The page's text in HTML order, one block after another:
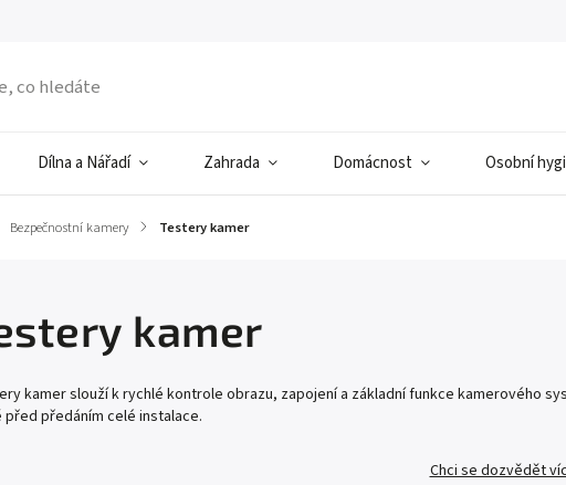
Dílna a Nářadí Zahrada Domácnost Osobní
Bezpečnostní kamery / Testery kamer
kamer
kamer slouží k rychlé kontrole obrazu, zapojení a základní funkce kamerového
předáním celé instalace.
Chci se dozvědět